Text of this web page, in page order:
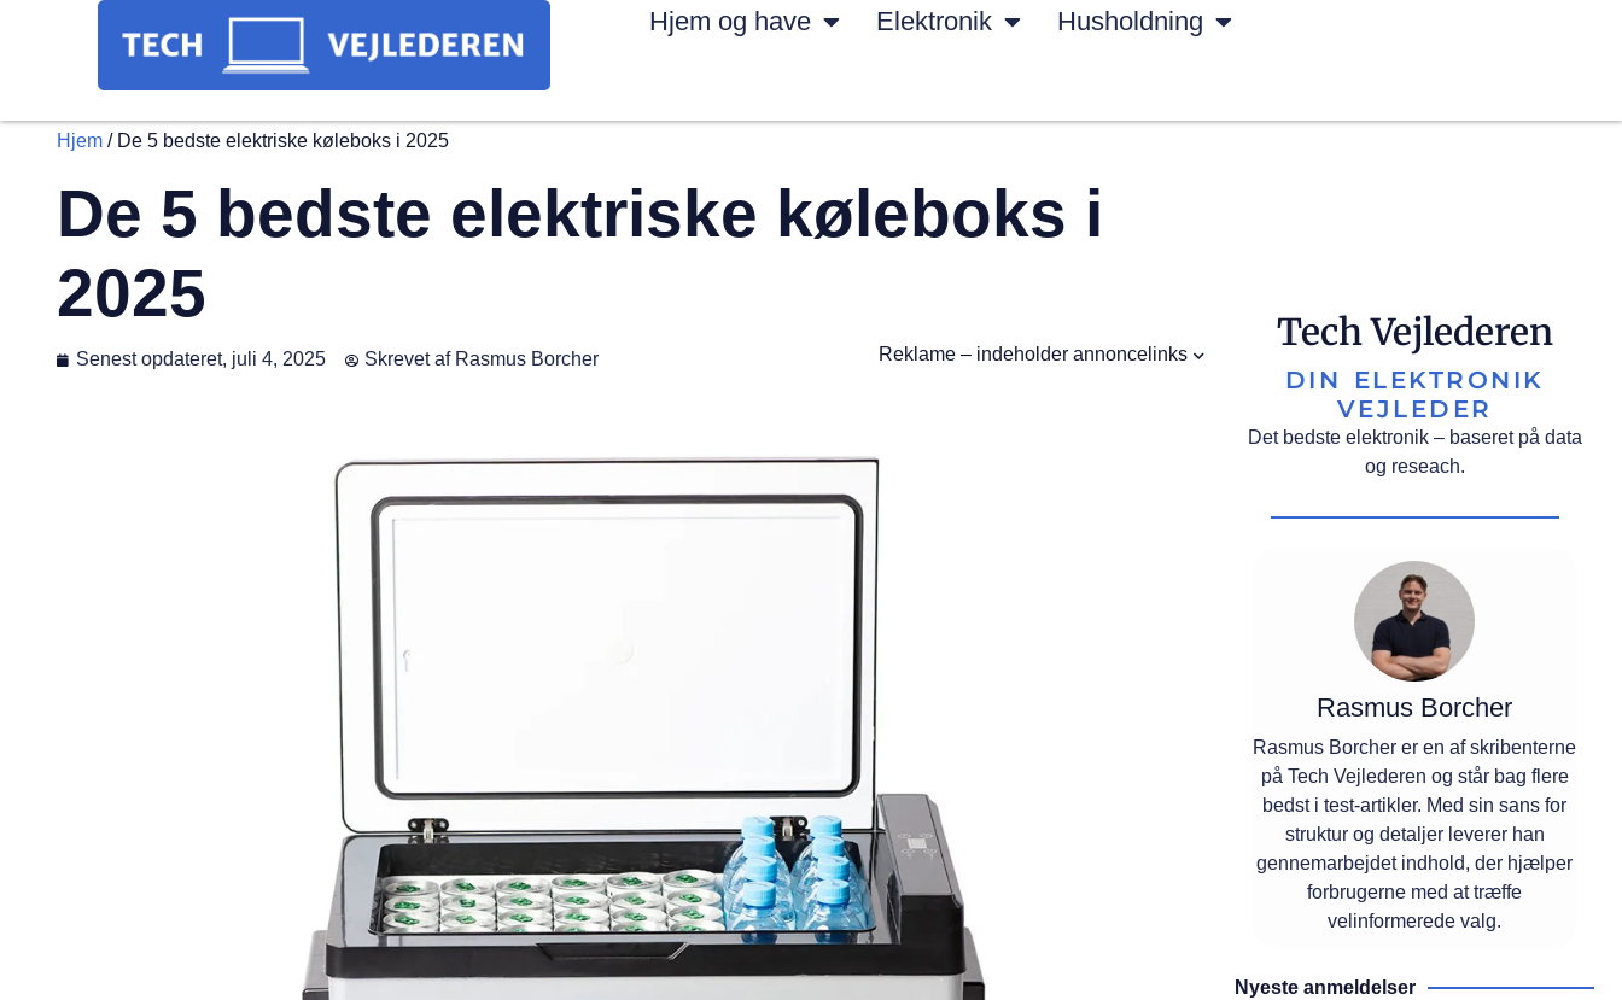
Hjem og have Elektronik Husholdning
Hjem / De 5 bedste elektriske køleboks i 2025
De 5 bedste elektriske køleboks i
2025
Senest opdateret, juli 4, 2025 Skrevet afRasmus Borcher Reklame – indeholder annoncelinks Tech Vejlederen
DIN ELEKTRONIK
VEJLEDER
Det bedste elektronik – baseret på data
og reseach.
Rasmus Borcher
Rasmus Borcher er en af skribenterne
på Tech Vejlederen og står bag flere
bedst i test-artikler. Med sin sans for
struktur og detaljer leverer han
gennemarbejdet indhold, der hjælper
forbrugerne med at træffe
velinformerede valg.
Nyeste anmeldelser